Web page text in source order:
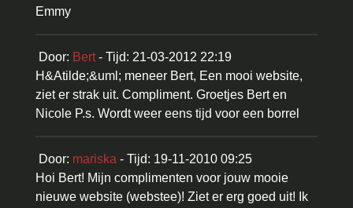
Emmy
Door: Bert- Tijd: 21-03-2012 22:19
H&Atilde;&uml; meneer Bert, Een mooi website,
ziet er strak uit. Compliment. Groetjes Bert en
Nicole P.s. Wordt weer eens tijd voor een borrel
Door: mariska - Tijd: 19-11-2010 09:25
Hoi Bert! Mijn complimenten voor jouw mooie
nieuwe website (webstee)! Ziet er erg goed uit! Ik